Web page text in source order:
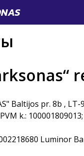
Baltijos pr. 8b , LT-
k.:
Luminor